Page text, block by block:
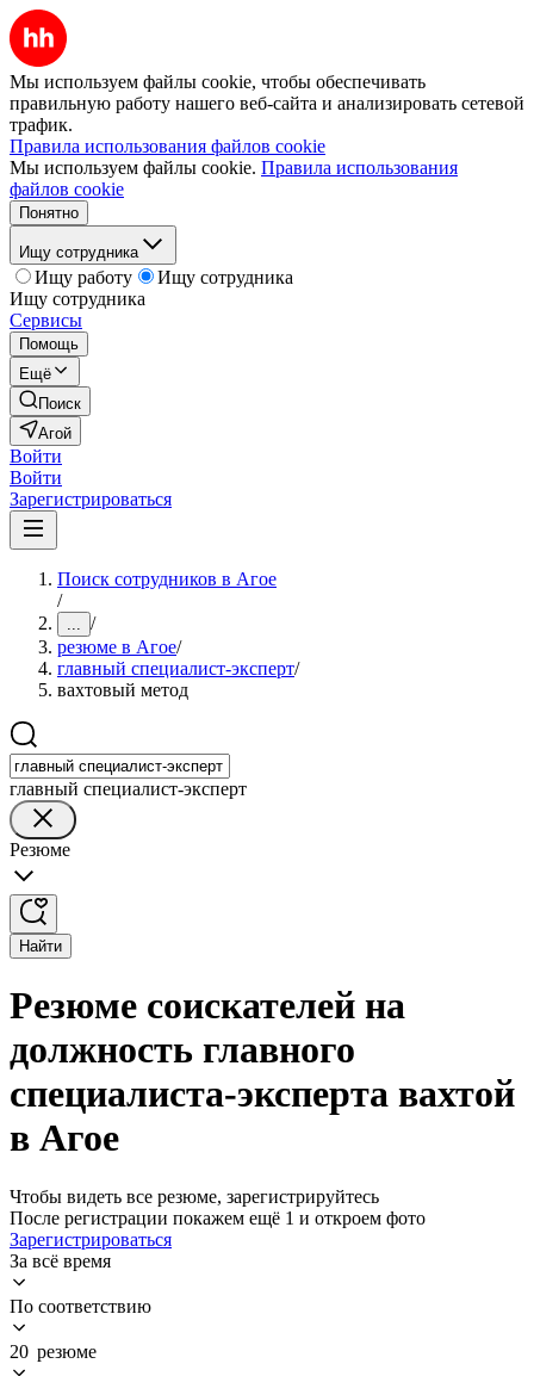
Мы используем файлы cookie, чтобы обеспечивать
правильную работу нашего веб-сайта и анализировать сетевой
трафик.
Правила использования файлов cookie
Мы используем файлы cookie. Правила использования
файлов cookie
Понятно
Ищу сотрудника
Ищу работу
Ищу сотрудника
Ищу сотрудника
Сервисы
Помощь
Ещё
Поиск
Агой
Войти
Войти
Зарегистрироваться
Поиск сотрудников в Агое
/
... /
резюме в Агое/
главный специалист-эксперт/
вахтовый метод
главный специалист-эксперт
Резюме
Найти
Резюме соискателей на
должность главного
специалиста-эксперта вахтой
в Агое
Чтобы видеть все резюме, зарегистрируйтесь
После регистрации покажем ещё 1 и откроем фото
Зарегистрироваться
За всё время
По соответствию
20 резюме